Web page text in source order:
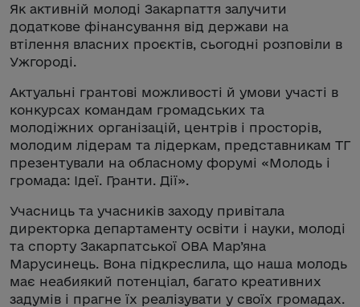
Як активній молоді Закарпаття залучити
додаткове фінансування від держави на
втілення власних проєктів, сьогодні розповіли в
Ужгороді.
Актуальні грантові можливості й умови участі в
конкурсах командам громадських та
молодіжних організацій, центрів і просторів,
молодим лідерам та лідеркам, представникам ТГ
презентували на обласному форумі «Молодь і
громада: Ідеї. Гранти. Дії».
Учасниць та учасників заходу привітала
директорка департаменту освіти і науки, молоді
та спорту Закарпатської ОВА Мар’яна
Марусинець. Вона підкреслила, що наша молодь
має неабиякий потенціал, багато креативних
задумів і прагне їх реалізувати у своїх громадах.